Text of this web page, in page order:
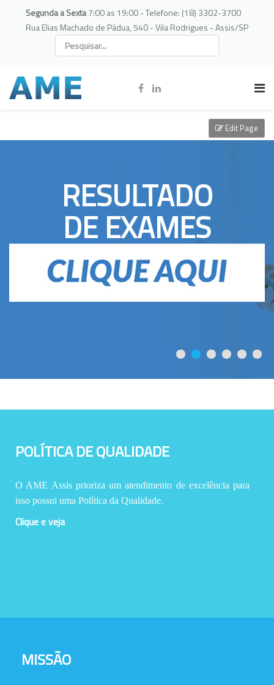
Segunda a Sexta7:00 as 19:00 - Telefone: (18) 3302-3700
Rua Elias Machado de Pádua, 540 - Vila Rodrigues - Assis/SP
RESULTADO
DE EXAMES
POLÍTICA DE QUALIDADE
O AME Assis prioriza um atendimento de excelência para
isso possui uma Política da Qualidade.
Clique e veja
MISSÃO
Edit Page